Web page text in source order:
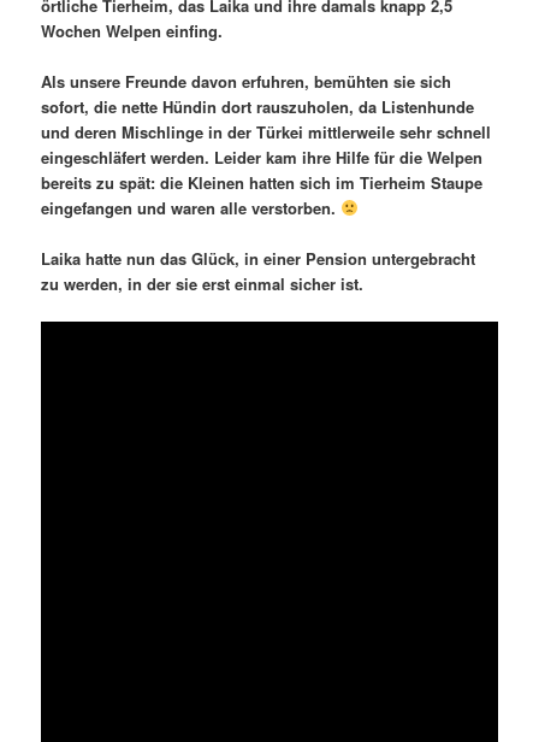
örtliche Tierheim, das Laika und ihre damals knapp 2,5
Wochen Welpen einfing.
Als unsere Freunde davon erfuhren, bemühten sie sich
sofort, die nette Hündin dort rauszuholen, da Listenhunde
und deren Mischlinge in der Türkei mittlerweile sehr schnell
eingeschläfert werden. Leider kam ihre Hilfe für die Welpen
bereits zu spät: die Kleinen hatten sich im Tierheim Staupe
eingefangen und waren alle verstorben.
Laika hatte nun das Glück, in einer Pension untergebracht
zu werden, in der sie erst einmal sicher ist.